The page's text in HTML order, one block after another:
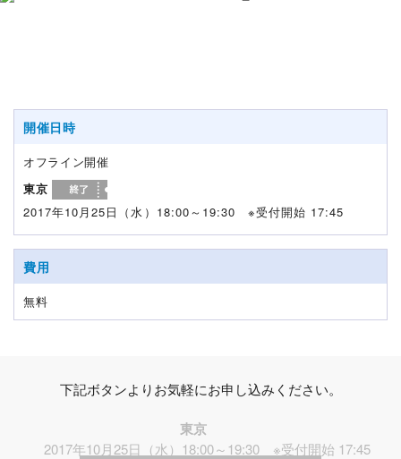
開催日時
オフライン開催
東京
2017年10月25日（水）18:00～19:30 ※受付開始 17:45
費用
無料
下記ボタンよりお気軽にお申し込みください。
東京
2017年10月25日（水）18:00～19:30 ※受付開始 17:45